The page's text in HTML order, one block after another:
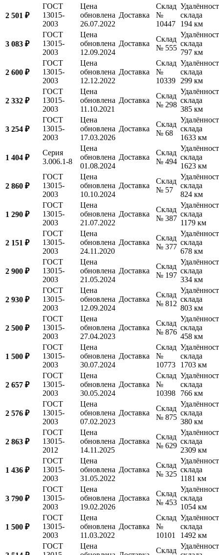
2 501 ₽
ГОСТ
13015-
2003
Цена
обновлена
26.07.2022
Доставка
Склад
№
10447
склада
194 км
3 083 ₽
ГОСТ
13015-
2003
Цена
обновлена
12.09.2024
Доставка
Склад
№ 555
склада
797 км
2 600 ₽
ГОСТ
13015-
2003
Цена
обновлена
12.12.2022
Доставка
Склад
№
10339
склада
299 км
2 332 ₽
ГОСТ
13015-
2003
Цена
обновлена
11.10.2021
Доставка
Склад
№ 298
склада
385 км
3 254 ₽
ГОСТ
13015-
2003
Цена
обновлена
17.03.2026
Доставка
Склад
№ 68
склада
1633 км
1 404 ₽
Серия
3.006.1-8
Цена
обновлена
01.08.2024
Доставка
Склад
№ 494
склада
1623 км
2 860 ₽
ГОСТ
13015-
2003
Цена
обновлена
10.10.2024
Доставка
Склад
№ 57
склада
824 км
1 290 ₽
ГОСТ
13015-
2003
Цена
обновлена
21.07.2022
Доставка
Склад
№ 387
склада
1179 км
2 151 ₽
ГОСТ
13015-
2003
Цена
обновлена
24.11.2020
Доставка
Склад
№ 377
склада
678 км
2 900 ₽
ГОСТ
13015-
2003
Цена
обновлена
21.05.2024
Доставка
Склад
№ 197
склада
334 км
2 930 ₽
ГОСТ
13015-
2003
Цена
обновлена
12.09.2024
Доставка
Склад
№ 812
склада
803 км
2 500 ₽
ГОСТ
13015-
2003
Цена
обновлена
27.04.2023
Доставка
Склад
№ 876
склада
458 км
1 500 ₽
ГОСТ
13015-
2003
Цена
обновлена
30.07.2024
Доставка
Склад
№
10773
склада
1703 км
2 657 ₽
ГОСТ
13015-
2003
Цена
обновлена
30.05.2024
Доставка
Склад
№
10398
склада
766 км
2 576 ₽
ГОСТ
13015-
2003
Цена
обновлена
07.02.2023
Доставка
Склад
№ 875
склада
380 км
2 863 ₽
ГОСТ
13015-
2012
Цена
обновлена
14.11.2025
Доставка
Склад
№ 629
склада
2309 км
1 436 ₽
ГОСТ
13015-
2003
Цена
обновлена
31.05.2022
Доставка
Склад
№ 325
склада
1181 км
3 790 ₽
ГОСТ
13015-
2003
Цена
обновлена
19.02.2026
Доставка
Склад
№ 453
склада
1054 км
1 500 ₽
ГОСТ
13015-
2003
Цена
обновлена
11.03.2022
Доставка
Склад
№
10101
склада
1492 км
ГОСТ
Цена
Склад